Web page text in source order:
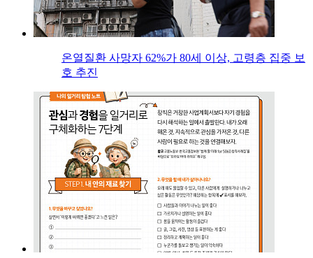
온열질환 사망자 62%가 80세 이상, 고령층 집중 보
호 추진